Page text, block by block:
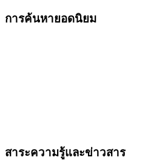
การค้นหายอดนิยม
สาระความรู้และข่าวสาร